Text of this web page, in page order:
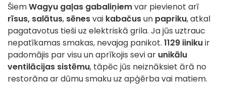
ŠiemWagyu gaļas gabaliņiemvar pievienot arī
rīsus, salātus, sēnesvai kabačusun papriku, atkal
pagatavotus tieši uz elektriskā grila. Ja jūs uztrauc
nepatīkamas smakas, nevajag panikot. 1129 iinikuir
padomājis par visu un aprīkojis sevi ar unikālu
ventilācijas sistēmu, tāpēc jūs neiznāksiet ārā no
restorāna ar dūmu smaku uz apģērba vai matiem.